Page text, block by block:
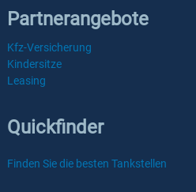
Partnerangebote
Kfz-Versicherung
Kindersitze
Leasing
Quickfinder
Finden Sie die besten Tankstellen